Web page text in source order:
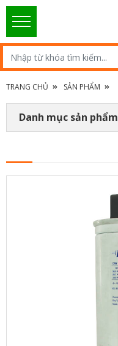
TRANG CHỦ SẢN PHẨM
Danh mục sản phẩm